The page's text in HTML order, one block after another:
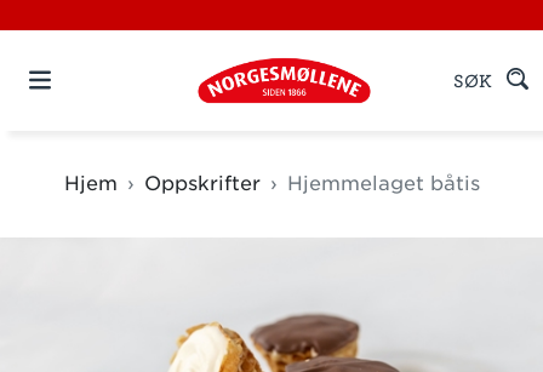
SØK
Hjem Oppskrifter Hjemmelaget båtis